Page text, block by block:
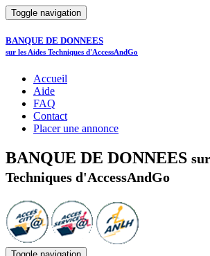
Toggle navigation
BANQUE DE DONNEES
sur les Aides Techniques d'AccessAndGo
Accueil
Aide
FAQ
Contact
Placer une annonce
BANQUE DE DONNEES
Techniques d'AccessAndGo